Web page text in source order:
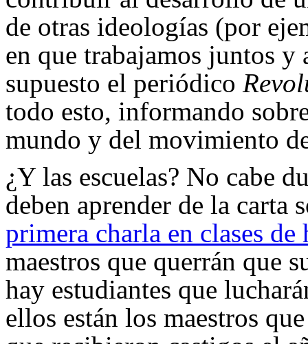
de otras ideologías (por
en que trabajamos juntos
supuesto el periódico
todo esto, informando
mundo y del movimiento
¿Y las escuelas? No cabe
deben aprender de la carta
primera charla en clases de
maestros que querrán que
hay estudiantes que
ellos están los maestros